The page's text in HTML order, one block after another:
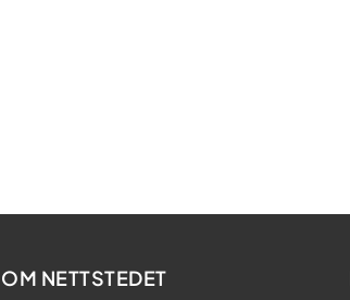
OM NETTSTEDET